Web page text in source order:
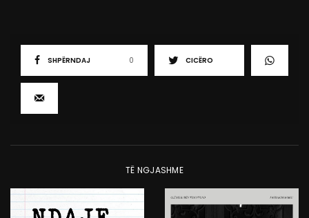
SHPËRNDAJ 0 CICËRO
TË NGJASHME